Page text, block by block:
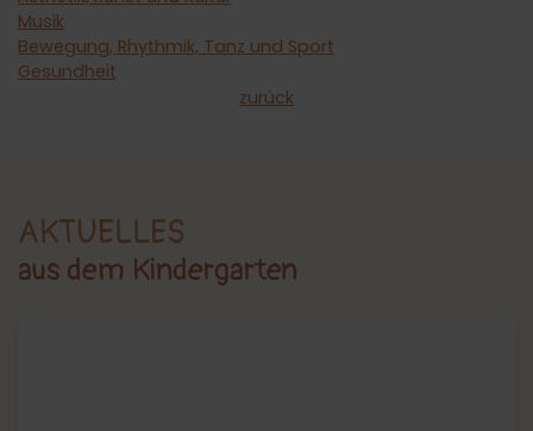
Musik
Bewegung, Rhythmik, Tanz und Sport
Gesundheit
zurück
AKTUELLES
aus dem Kindergarten